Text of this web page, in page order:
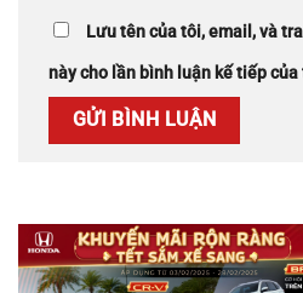
Lưu tên của tôi, email, và
này cho lần bình luận kế tiếp